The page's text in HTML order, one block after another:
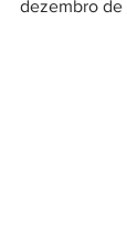
dezembro de